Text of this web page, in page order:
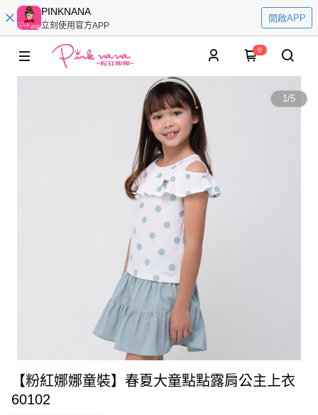
PINKNANA
立刻使用官方APP
開啟APP
0
1/5
【粉紅娜娜童裝】春夏大童點點露肩公主上衣
60102